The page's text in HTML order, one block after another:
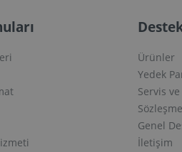
Ürünler
Yedek
Servis
Genel
İletişim